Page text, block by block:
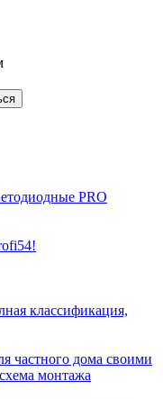
PRO
классификация,
частного дома своими
монтажа